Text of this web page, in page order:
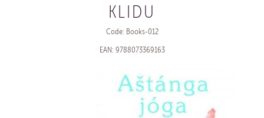
KLIDU
Code: Books-012
EAN: 9788073369163